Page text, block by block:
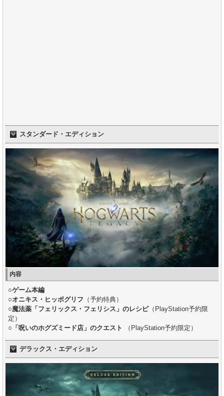
スタンダード・エディション
内容
○ゲーム本編
○オニキス・ヒッポグリフ （予約特典）
○魔法薬「フェリックス・フェリシス」のレシピ（PlayStation予約限
定）
○ 「呪いのホグズミード店」のクエスト （PlayStation予約限定）
デラックス・エディション